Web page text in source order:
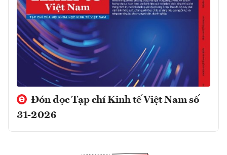
Đón đọc Tạp chí Kinh tế Việt Nam số
31-2026